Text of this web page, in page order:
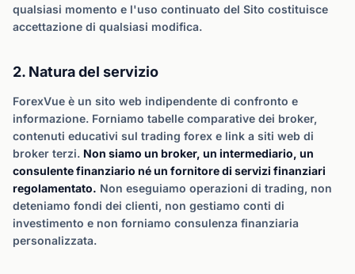
qualsiasi momento e l'uso continuato del Sito costituisce
accettazione di qualsiasi modifica.
2. Natura del servizio
ForexVue è un sito web indipendente di confronto e
informazione. Forniamo tabelle comparative dei broker,
contenuti educativi sul trading forex e link a siti web di
broker terzi. Non siamo un broker, un intermediario, un
consulente finanziario né un fornitore di servizi finanziari
regolamentato. Non eseguiamo operazioni di trading, non
deteniamo fondi dei clienti, non gestiamo conti di
investimento e non forniamo consulenza finanziaria
personalizzata.